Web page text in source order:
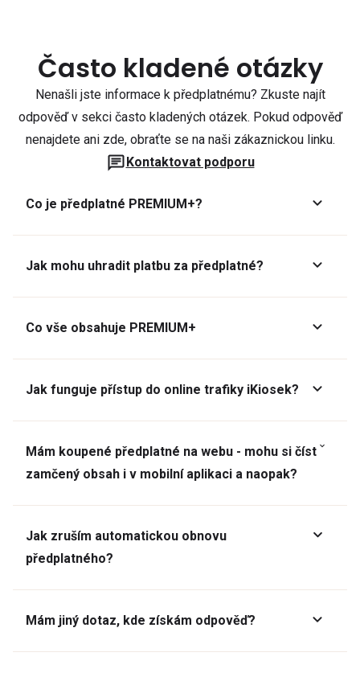
Často kladené otázky
Nenašli jste informace k předplatnému? Zkuste najít
odpověď v sekci často kladených otázek. Pokud odpověď
nenajdete ani zde, obraťte se na naši zákaznickou linku.
Kontaktovat podporu
Co je předplatné PREMIUM+?
Jak mohu uhradit platbu za předplatné?
Co vše obsahuje PREMIUM+
Jak funguje přístup do online trafiky iKiosek?
Mám koupené předplatné na webu - mohu si číst
zamčený obsah i v mobilní aplikaci a naopak?
Jak zruším automatickou obnovu
předplatného?
Mám jiný dotaz, kde získám odpověď?